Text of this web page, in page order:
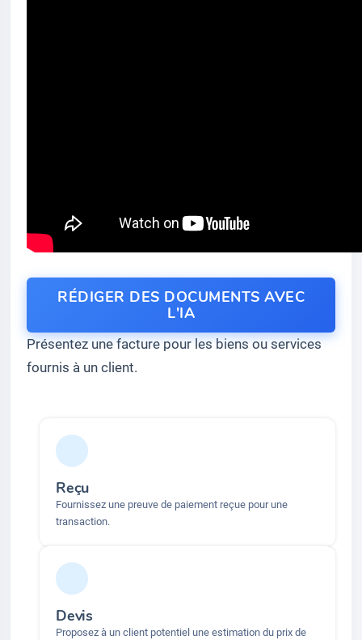
RÉDIGER DES DOCUMENTS AVEC
L'IA
Présentez une facture pour les biens ou services
fournis à un client.
Reçu
Fournissez une preuve de paiement reçue pour une
transaction.
Devis
Proposez à un client potentiel une estimation du prix de